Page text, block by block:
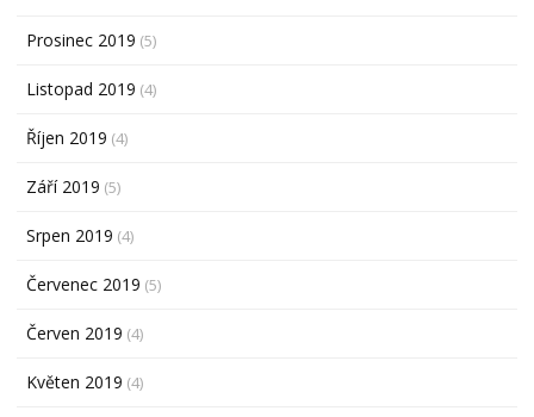
Prosinec 2019 (5)
Listopad 2019 (4)
Říjen 2019 (4)
Září 2019 (5)
Srpen 2019 (4)
Červenec 2019 (5)
Červen 2019 (4)
Květen 2019 (4)